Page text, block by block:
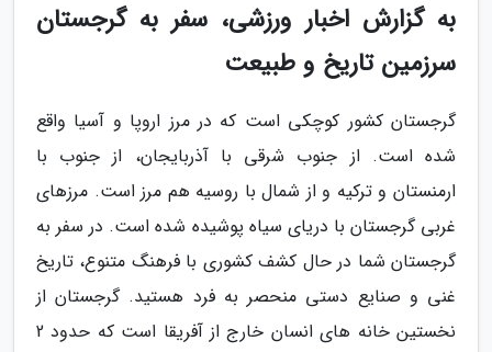
به گزارش اخبار ورزشی، سفر به گرجستان
سرزمین تاریخ و طبیعت
گرجستان کشور کوچکی است که در مرز اروپا و آسیا واقع
شده است. از جنوب شرقی با آذربایجان، از جنوب با
ارمنستان و ترکیه و از شمال با روسیه هم مرز است. مرزهای
غربی گرجستان با دریای سیاه پوشیده شده است. در سفر به
گرجستان شما در حال کشف کشوری با فرهنگ متنوع، تاریخ
غنی و صنایع دستی منحصر به فرد هستید. گرجستان از
نخستین خانه های انسان خارج از آفریقا است که حدود 2